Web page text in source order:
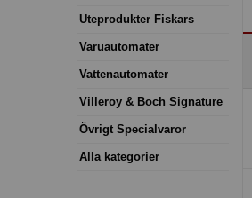
Uteprodukter Fiskars
Varuautomater
Vattenautomater
Villeroy & Boch Signature
Övrigt Specialvaror
Alla kategorier